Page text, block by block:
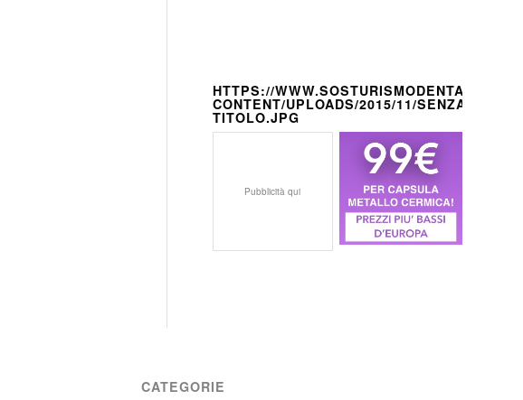
HTTPS://WWW.SOSTURISMODENTALE.IT/
CONTENT/UPLOADS/2015/11/SENZA-
TITOLO.JPG
Pubblicità qui
CATEGORIE